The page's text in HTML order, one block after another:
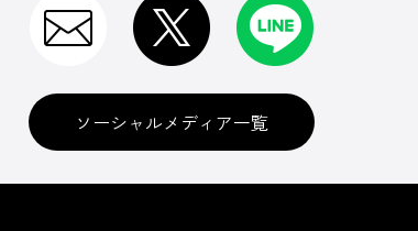
ソーシャルメディア一覧